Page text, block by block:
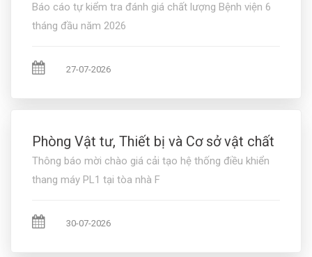
Báo cáo tự kiểm tra đánh giá chất lượng Bệnh viện 6
tháng đầu năm 2026
27-07-2026
Phòng Vật tư, Thiết bị và Cơ sở vật chất
Thông báo mời chào giá cải tạo hệ thống điều khiển
thang máy PL1 tại tòa nhà F
30-07-2026